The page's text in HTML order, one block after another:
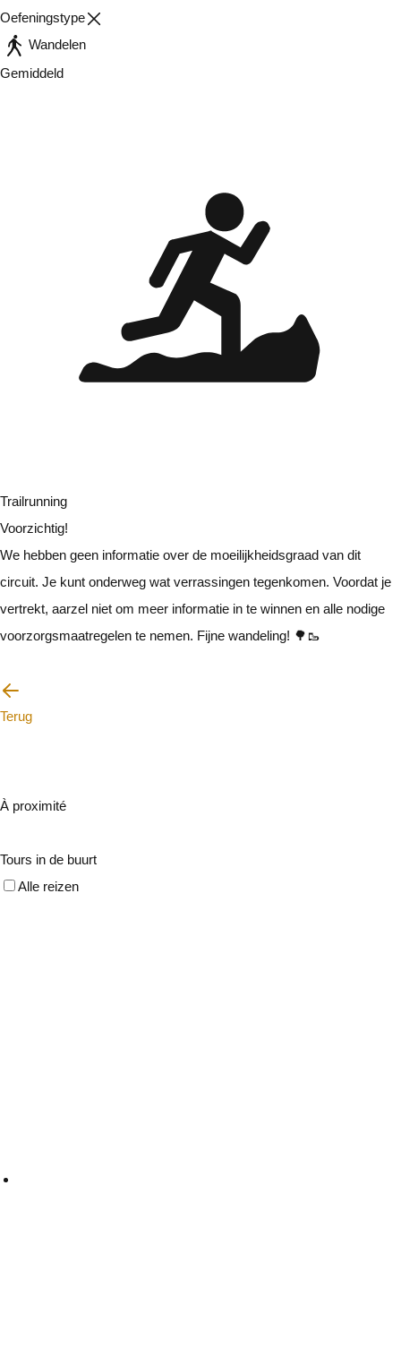
Oefeningstype
Wandelen
Gemiddeld
Trailrunning
Voorzichtig!
We hebben geen informatie over de moeilijkheidsgraad van dit
circuit. Je kunt onderweg wat verrassingen tegenkomen. Voordat je
vertrekt, aarzel niet om meer informatie in te winnen en alle nodige
voorzorgsmaatregelen te nemen. Fijne wandeling! 🌳🥾
Terug
À proximité
Tours in de buurt
Alle reizen